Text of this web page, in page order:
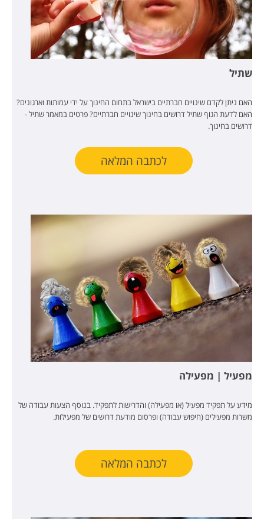
שתיל
האם ניתן לקדם שינויים חברתיים בישראל בתחום החינוך על ידי עמותות וארגונים?
האם לדעת הגוף שתיל דרושים בחינוך שינויים חברתיים? פרטים במאמר שתיל -
דרושים בחינוך.
לכתבה המלאה
מפעיל | מפעילה
מידע על תפקיד מפעיל (או מפעילה) והדרישות לתפקיד. בנוסף הצעות עבודה של
משרות מפעילים (חיפוש עבודה) ופרסום מודעת דרושים של מפעילות.
לכתבה המלאה